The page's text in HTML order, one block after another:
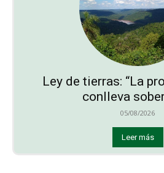
Ley de tierras: “La
conlleva
05/08/2026
Leer más